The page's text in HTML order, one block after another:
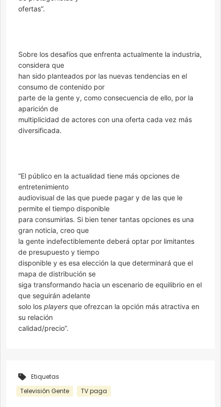
ofertas”.
Sobre los desafíos que enfrenta actualmente la industria,
considera que
han sido planteados por las nuevas tendencias en el
consumo de contenido por
parte de la gente y, como consecuencia de ello, por la
aparición de
multiplicidad de actores con una oferta cada vez más
diversificada.
“El público en la actualidad tiene más opciones de
entretenimiento
audiovisual de las que puede pagar y de las que le
permite el tiempo disponible
para consumirlas. Si bien tener tantas opciones es una
gran noticia, creo que
la gente indefectiblemente deberá optar por limitantes
de presupuesto y tiempo
disponible y es esa elección la que determinará que el
mapa de distribución se
siga transformando hacia un escenario de equilibrio en el
que seguirán adelante
solo los players que ofrezcan la opción más atractiva en
su relación
calidad/precio”.
Etiquetas
Televisión Gente
TV paga